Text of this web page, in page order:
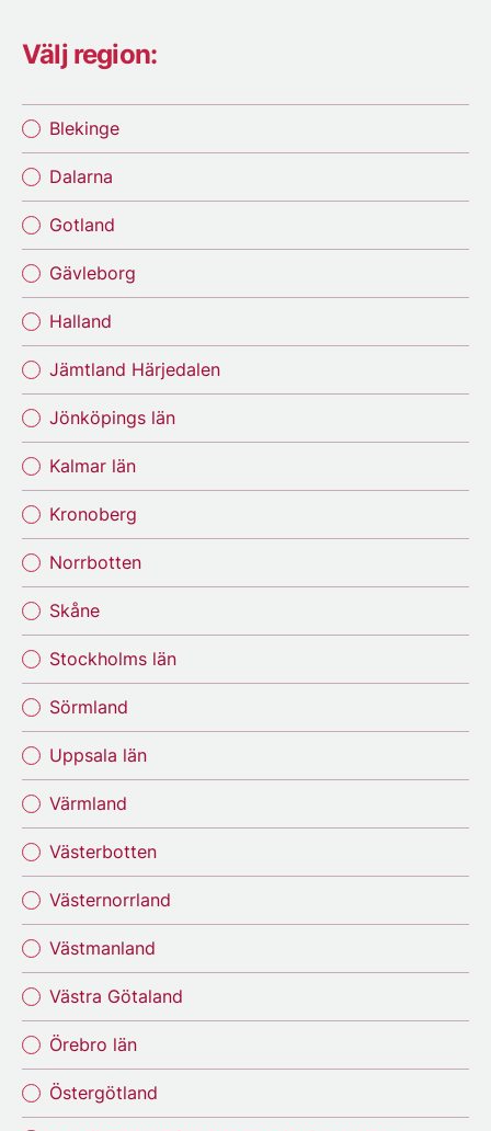
Välj region:
Blekinge
Dalarna
Gotland
Gävleborg
Halland
Jämtland Härjedalen
Jönköpings län
Kalmar län
Kronoberg
Norrbotten
Skåne
Stockholms län
Sörmland
Uppsala län
Värmland
Västerbotten
Västernorrland
Västmanland
Västra Götaland
Örebro län
Östergötland